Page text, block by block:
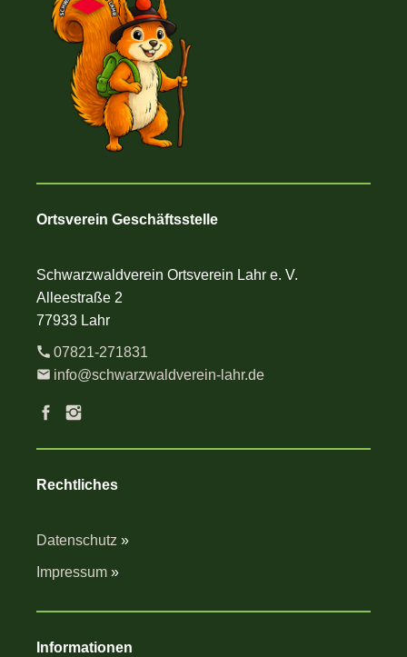
Ortsverein Geschäftsstelle
Schwarzwaldverein Ortsverein Lahr e. V.
Alleestraße 2
77933 Lahr
07821-271831
info@schwarzwaldverein-lahr.de
Rechtliches
Datenschutz »
Impressum »
Informationen